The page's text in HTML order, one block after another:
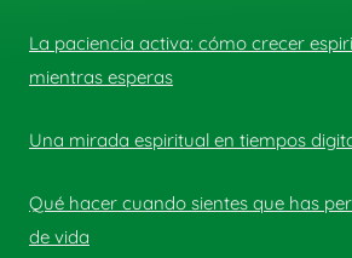
La paciencia activa: cómo crecer
mientras esperas
Una mirada espiritual en tiempos
Qué hacer cuando sientes que has
de vida